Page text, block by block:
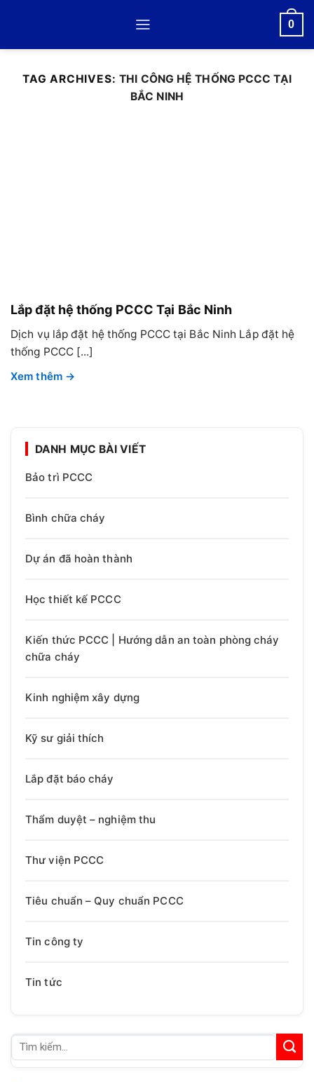
0
TAG ARCHIVES:THI CÔNG HỆ THỐNG PCCC TẠI
BẮC NINH
DANH MỤC BÀI VIẾT
Bảo trì PCCC
Bình chữa cháy
Dự án đã hoàn thành
Học thiết kế PCCC
Kiến thức PCCC | Hướng dẫn an toàn phòng cháy
chữa cháy
Kinh nghiệm xây dựng
Kỹ sư giải thích
Lắp đặt báo cháy
Thẩm duyệt – nghiệm thu
Thư viện PCCC
Tiêu chuẩn – Quy chuẩn PCCC
Tin công ty
Tin tức
Tìm
kiếm:
Lắp đặt hệ thống PCCC Tại Bắc Ninh
Dịch vụ lắp đặt hệ thống PCCC tại Bắc Ninh Lắp đặt hệ
thống PCCC [...]